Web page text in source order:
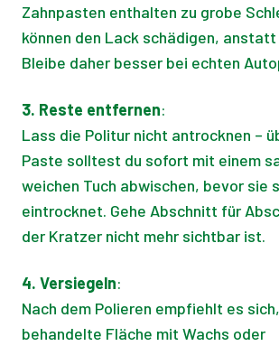
Zahnpasten enthalten zu grobe
können den Lack schädigen, anstatt
Bleibe daher besser bei echten
3. Reste entfernen:
Lass die Politur nicht antrocknen –
Paste solltest du sofort mit einem
weichen Tuch abwischen, bevor sie
eintrocknet. Gehe Abschnitt für
der Kratzer nicht mehr sichtbar ist.
4. Versiegeln:
Nach dem Polieren empfiehlt es
behandelte Fläche mit Wachs oder